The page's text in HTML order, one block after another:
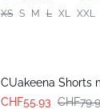
XS S M L XL XXL
CUakeena Shorts
CHF55.93